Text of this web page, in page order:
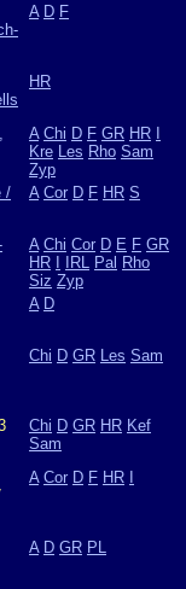
A D F
HR
A Chi D F GR HR
Kre Les Rho Sam
Zyp
/
A Cor D F HR S
A Chi Cor D E F GR
HR
IRL Pal Rho
Siz Zyp
A D
Chi D GR Les Sam
Chi D GR HR Kef
Sam
A Cor D F HR
A D GR PL